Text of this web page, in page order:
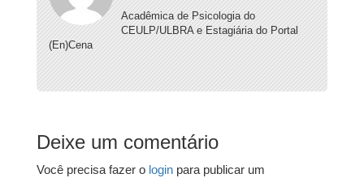
Acadêmica de Psicologia do
CEULP/ULBRA e Estagiária do Portal
(En)Cena
Deixe um comentário
Você precisa fazer o login para publicar um